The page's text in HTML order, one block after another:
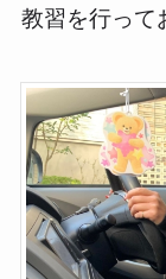
教習を行って